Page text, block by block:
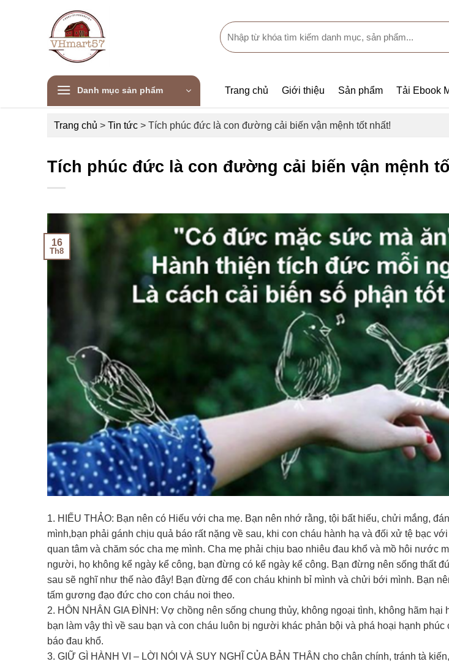
Search
for:
Danh mục sản phẩm Trang chủ Giới thiệu Sản phẩm Tải Ebook
Trang chủ > Tin tức > Tích phúc đức là con đường cải biến vận mệnh tốt nhất!
Tích phúc đức là con đường cải biến vận mệnh
16
Th8
1. HIẾU THẢO: Bạn nên có Hiếu với cha mẹ. Bạn nên nhớ rằng, tội bất hiếu, chửi mắng,
mình,bạn phải gánh chịu quả báo rất nặng về sau, khi con cháu hành hạ và đối xử tệ bạc
quan tâm và chăm sóc cha mẹ mình. Cha mẹ phải chịu bao nhiêu đau khổ và mồ hôi nước
người, họ không kể ngày kể công, bạn đừng có kể ngày kể công. Bạn đừng nên sống thất
sau sẽ nghĩ như thế nào đây! Bạn đừng để con cháu khinh bỉ mình và chửi bới mình. Bạn
tấm gương đạo đức cho con cháu noi theo.
2. HÔN NHÂN GIA ĐÌNH: Vợ chồng nên sống chung thủy, không ngoại tình, không hãm hại
bạn làm vậy thì về sau bạn và con cháu luôn bị người khác phản bội và phá hoại hạnh phúc
báo đau khổ.
3. GIỮ GÌ HÀNH VI – LỜI NÓI VÀ SUY NGHĨ CỦA BẢN THÂN cho chân chính, tránh tà